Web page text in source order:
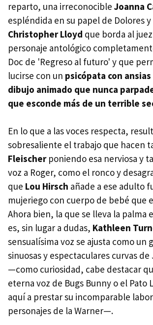
reparto, una irreconocible Joanna
espléndida en su papel de Dolores y
Christopher Lloyd que borda al
personaje antológico
Doc de 'Regreso al futuro' y que
lucirse con un psicópata con
dibujo animado que nunca
que esconde más de un terrible
En lo que a las voces respecta,
sobresaliente el trabajo que hacen
Fleischerponiendo esa nerviosa y
voz a Roger, como el ronco y
que Lou Hirsch añade a ese adulto
mujeriego con cuerpo de bebé que
Ahora bien, la que se lleva la palma
es, sin lugar a dudas, Kathleen
sensualísima voz se ajusta como un
sinuosas y espectaculares curvas de
—como curiosidad, cabe destacar
eterna voz de Bugs Bunny o el Pato
aquí a prestar su incomparable
personajes de la Warner—.